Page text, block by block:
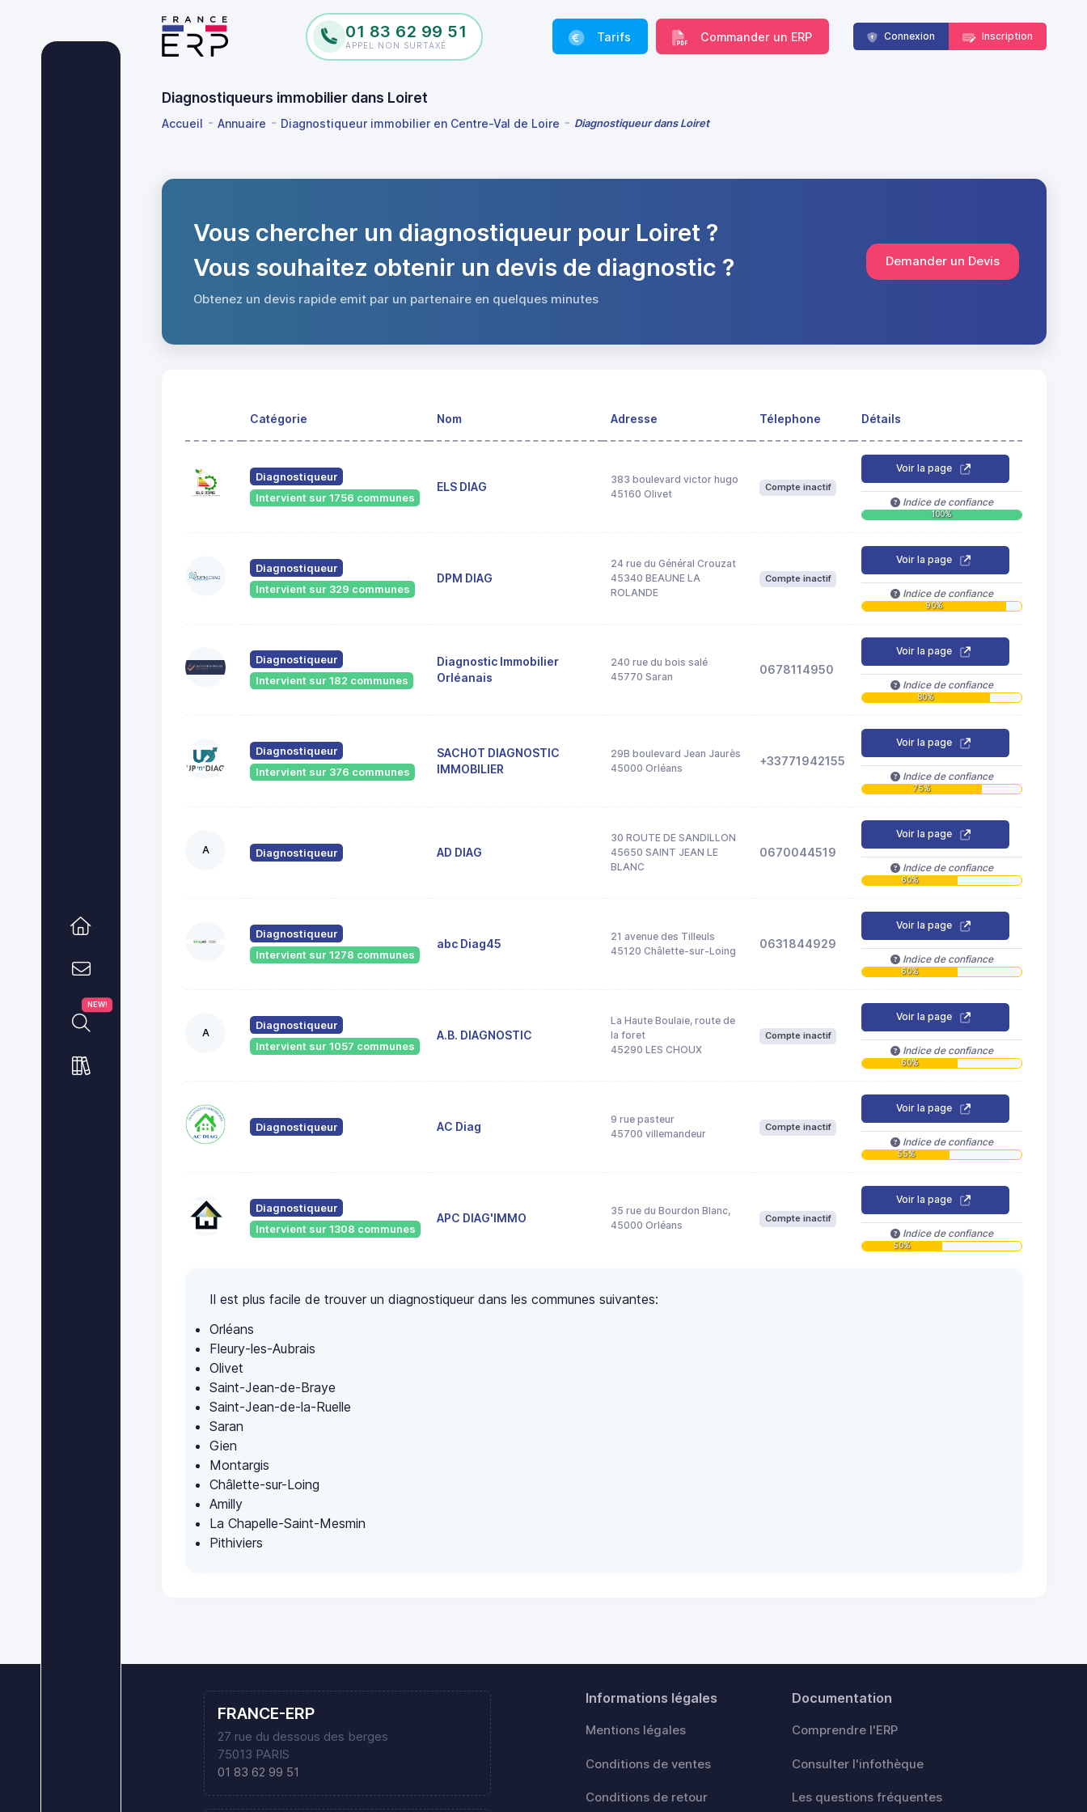
01 83 62 99 51
APPEL NON SURTAXÉ
Tarifs Commander un ERP Connexion Inscription
Diagnostiqueurs immobilier dans Loiret
Accueil Annuaire Diagnostiqueur immobilier en Centre-Val de Loire Diagnostiqueur dans Loiret
NEW!
Vous chercher un diagnostiqueur pour Loiret ?
Vous souhaitez obtenir un devis de diagnostic ?
Obtenez un devis rapide emit par un partenaire en quelques minutes
Demander un Devis
Catégorie Nom Adresse Télephone Détails
Diagnostiqueur
Intervient sur 1756 communes
ELS DIAG
383 boulevard victor hugo
45160 Olivet
Compte inactif
Voir la page
Indice de confiance
100%
Diagnostiqueur
Intervient sur 329 communes
DPM DIAG
24 rue du Général Crouzat
45340 BEAUNE LA
ROLANDE
Compte inactif
Voir la page
Indice de confiance
90%
Diagnostiqueur
Intervient sur 182 communes
Diagnostic Immobilier
Orléanais
240 rue du bois salé
45770 Saran
0678114950
Voir la page
Indice de confiance
80%
Diagnostiqueur
Intervient sur 376 communes
SACHOT DIAGNOSTIC
IMMOBILIER
29B boulevard Jean Jaurès
45000 Orléans
+33771942155
Voir la page
Indice de confiance
75%
A Diagnostiqueur AD DIAG
30 ROUTE DE SANDILLON
45650 SAINT JEAN LE
BLANC
0670044519
Voir la page
Indice de confiance
60%
Diagnostiqueur
Intervient sur 1278 communes
abc Diag45
21 avenue des Tilleuls
45120 Châlette-sur-Loing
0631844929
Voir la page
Indice de confiance
60%
A
Diagnostiqueur
Intervient sur 1057 communes
A.B. DIAGNOSTIC
La Haute Boulaie, route de
la foret
45290 LES CHOUX
Compte inactif
Voir la page
Indice de confiance
60%
Diagnostiqueur AC Diag
9 rue pasteur
45700 villemandeur
Compte inactif
Voir la page
Indice de confiance
55%
Diagnostiqueur
Intervient sur 1308 communes
APC DIAG'IMMO
35 rue du Bourdon Blanc,
45000 Orléans
Compte inactif
Voir la page
Indice de confiance
50%
Il est plus facile de trouver un diagnostiqueur dans les communes suivantes:
Orléans
Fleury-les-Aubrais
Olivet
Saint-Jean-de-Braye
Saint-Jean-de-la-Ruelle
Saran
Gien
Montargis
Châlette-sur-Loing
Amilly
La Chapelle-Saint-Mesmin
Pithiviers
FRANCE-ERP
27 rue du dessous des berges
75013 PARIS
01 83 62 99 51
Informations légales
Mentions légales
Conditions de ventes
Conditions de retour
Documentation
Comprendre l'ERP
Consulter l'infothèque
Les questions fréquentes